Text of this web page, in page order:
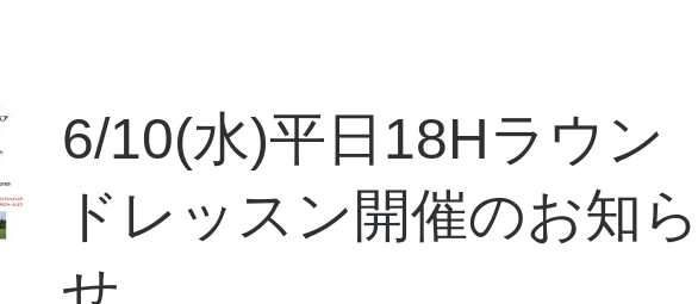
6/10(水)平日18Hラウン
ドレッスン開催のお知ら